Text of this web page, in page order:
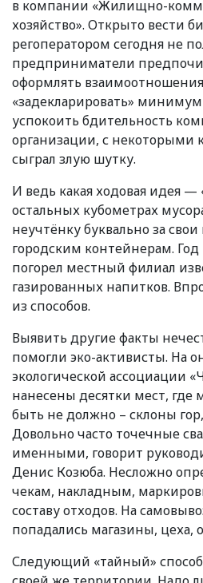
в компании «Жилищно-
хозяйство». Открыто вести
регоператором сегодня не
предприниматели
оформлять
«задекларировать»
успокоить бдительность
организации, с некоторыми
сыграл злую шутку.
И ведь какая ходовая идея —
остальных кубометрах
неучтёнку буквально за
городским контейнерам. Год
погорел местный филиал
газированных напитков.
из способов.
Выявить другие факты
помогли эко-активисты. На
экологической ассоциации «
нанесены десятки мест, где
быть не должно – склоны
Довольно часто точечные
именными, говорит
Денис Козюба. Несложно
чекам, накладным,
составу отходов. На
попадались магазины, цеха,
Следующий «тайный»